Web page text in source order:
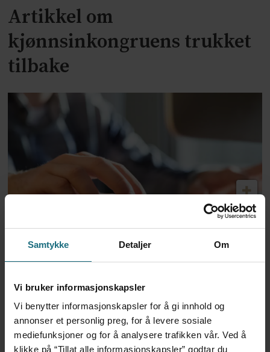
Samtykke Detaljer Om
Vi bruker informasjonskapsler
Vi benytter informasjonskapsler for å gi innhold og
annonser et personlig preg, for å levere sosiale
mediefunksjoner og for å analysere trafikken vår. Ved å
klikke på “Tillat alle informasjonskapsler” godtar du
Artikkel om
kjønnsinkongruens trukket
tilbake
Dansk politi vil fengsle lege
for utskrivning av store